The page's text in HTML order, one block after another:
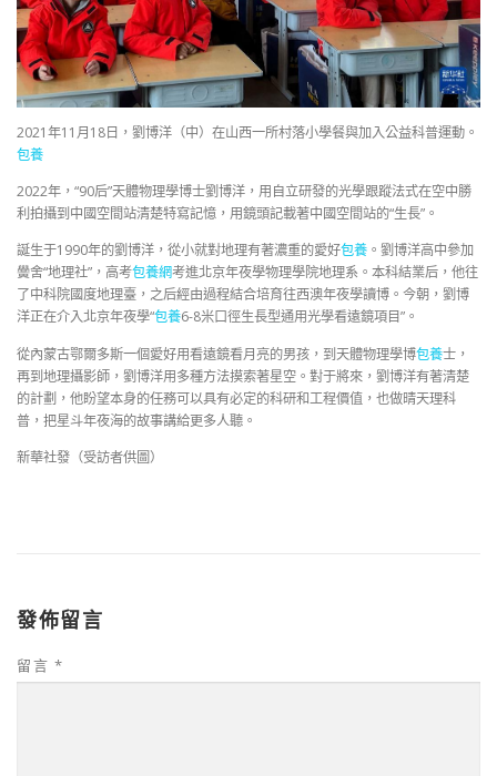
2021年11月18日，劉博洋（中）在山西一所村落小學餐與加入公益科普運動。
包養
2022年，“90后”天體物理學博士劉博洋，用自立研發的光學跟蹤法式在空中勝
利拍攝到中國空間站清楚特寫記憶，用鏡頭記載著中國空間站的“生長”。
誕生于1990年的劉博洋，從小就對地理有著濃重的愛好包養 。劉博洋高中參加
黌舍“地理社”，高考包養網考進北京年夜學物理學院地理系。本科結業后，他往
了中科院國度地理臺，之后經由過程結合培育往西澳年夜學讀博。今朝，劉博
洋正在介入北京年夜學“包養6-8米口徑生長型通用光學看遠鏡項目”。
從內蒙古鄂爾多斯一個愛好用看遠鏡看月亮的男孩，到天體物理學博包養士，
再到地理攝影師，劉博洋用多種方法摸索著星空。對于將來，劉博洋有著清楚
的計劃，他盼望本身的任務可以具有必定的科研和工程價值，也做晴天理科
普，把星斗年夜海的故事講給更多人聽。
新華社發（受訪者供圖）
發佈留言
留言 *